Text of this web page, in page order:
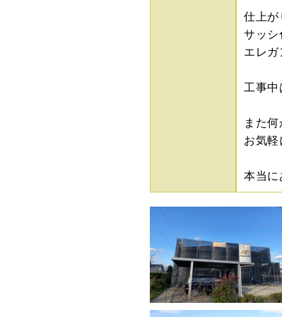
仕上が
サッ
エレガ
工事中
また
お気軽
本当に